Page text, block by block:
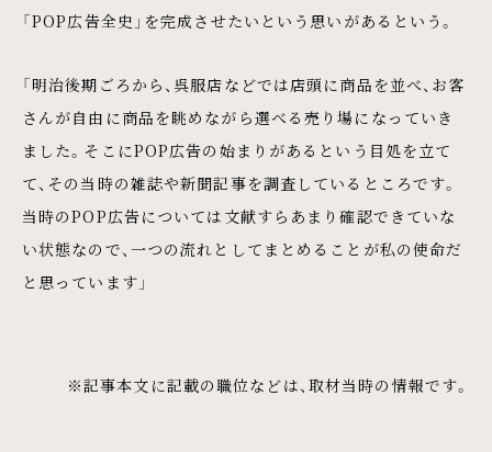
「POP広告全史」を完成させたいという思いがあるという。
「明治後期ごろから、呉服店などでは店頭に商品を並べ、お客
さんが自由に商品を眺めながら選べる売り場になっていき
ました。そこにPOP広告の始まりがあるという目処を立て
て、その当時の雑誌や新聞記事を調査しているところです。
当時のPOP広告については文献すらあまり確認できていな
い状態なので、一つの流れとしてまとめることが私の使命だ
と思っています」
※記事本文に記載の職位などは、取材当時の情報です。